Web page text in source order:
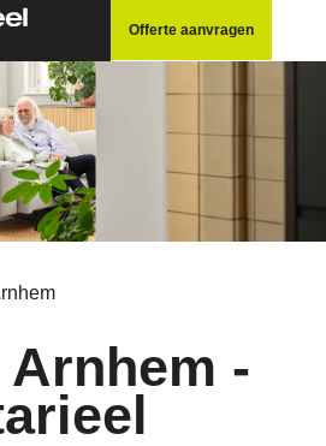
Offerte aanvragen
-